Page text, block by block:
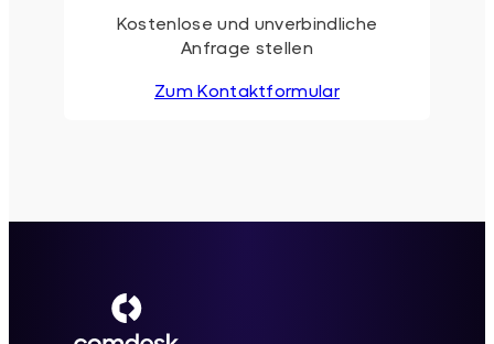
Kostenlose und unverbindliche
Anfrage stellen
Zum Kontaktformular